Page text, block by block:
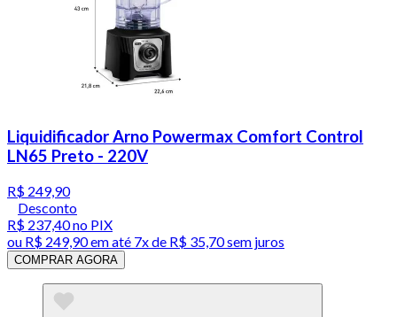
Liquidificador Arno Powermax Comfort Control
LN65 Preto - 220V
R$ 249,90
Desconto
R$ 237,40no PIX
ou R$ 249,90em até 7x de R$ 35,70 sem juros
COMPRAR AGORA